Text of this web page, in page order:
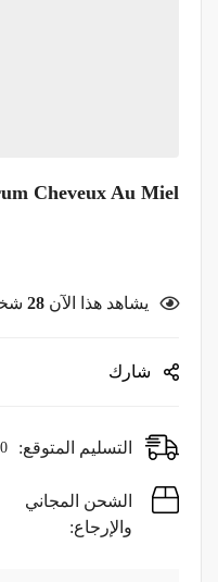
Cheveux Au Miel
يشاهد هذا الآن 28
شارك
التسليم المتوقع: 10 - 17
الشحن المجاني
والإرجاع: